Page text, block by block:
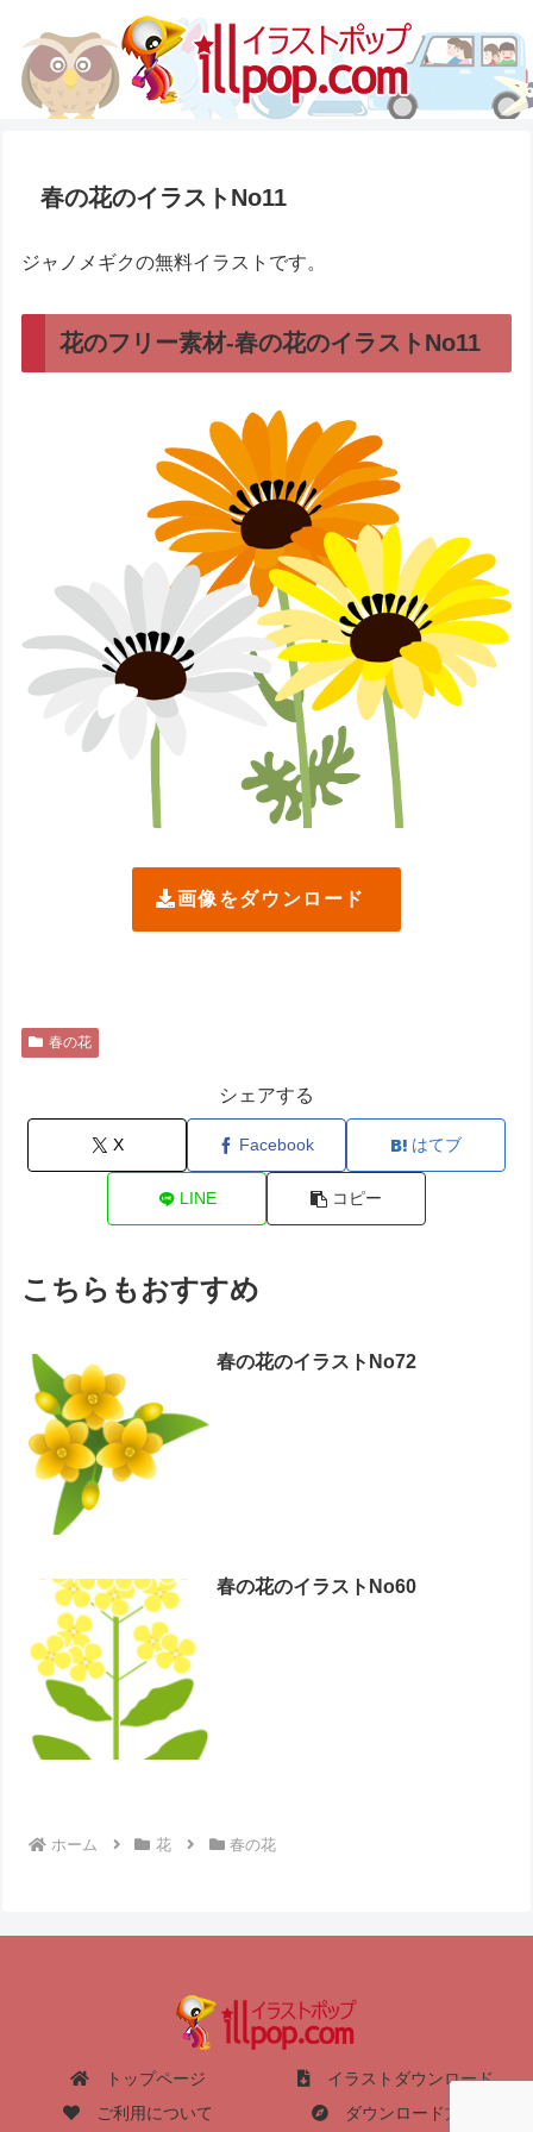
春の花のイラストNo11
ジャノメギクの無料イラストです。
花のフリー素材-春の花のイラストNo11
画像をダウンロード
春の花
シェアする
X Facebook はてブ
LINE コピー
こちらもおすすめ
春の花のイラストNo72
春の花のイラストNo60
ホーム 花 春の花
トップページ
イラストダウンロード
ご利用について
ダウンロード方法